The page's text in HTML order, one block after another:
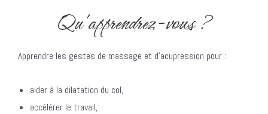
Qu'apprendrez-vous ?
Apprendre les gestes de massage et d’acupression pour :
aider à la dilatation du col,
accélérer le travail,